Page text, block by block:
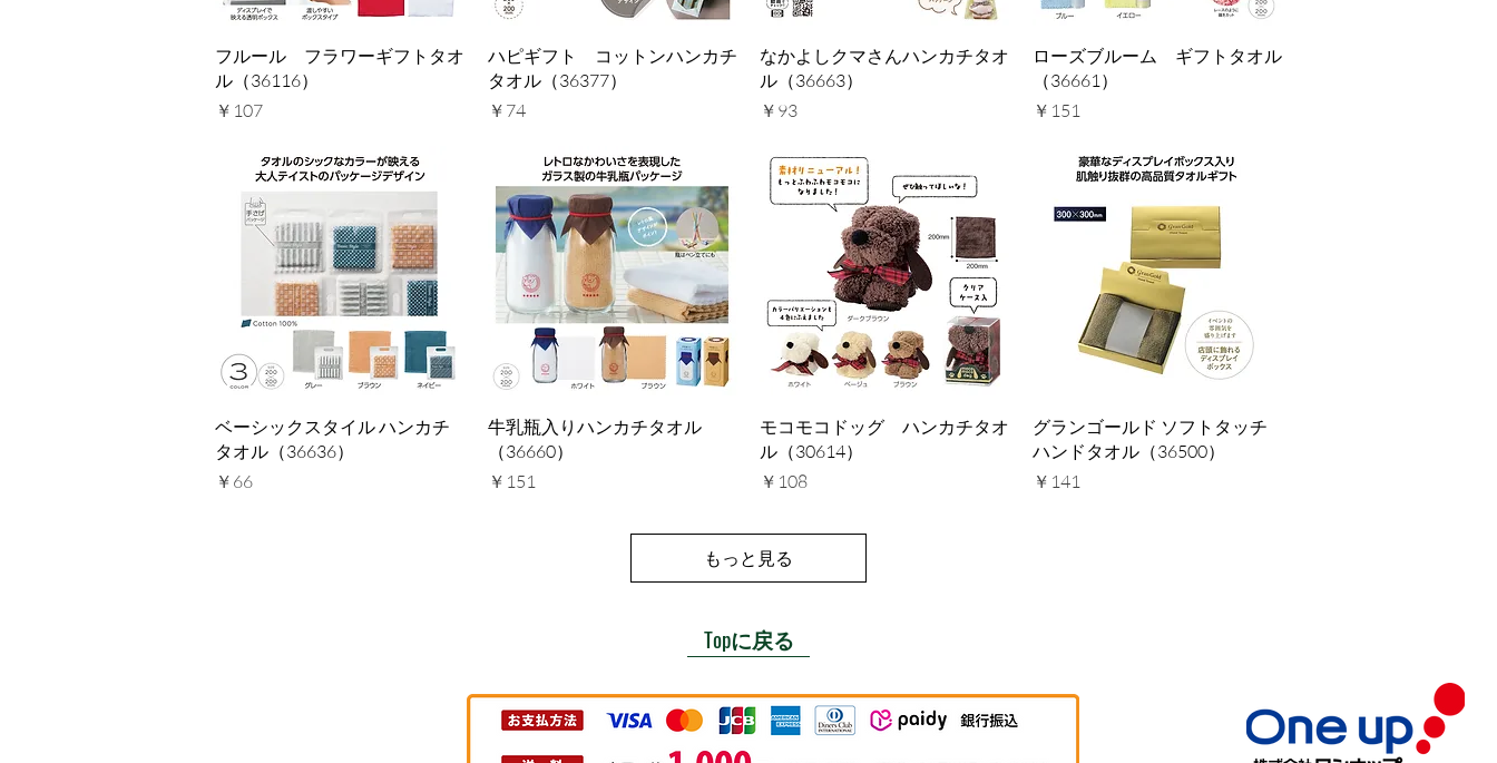
クイックビュー
フルール フラワーギフトタオ
ル（36116）
価格
￥107
クイックビュー
ハピギフト コットンハンカチ
タオル（36377）
価格
￥74
クイックビュー
なかよしクマさんハンカチタオ
ル（36663）
価格
￥93
クイックビュー
ローズブルーム ギフトタオル
（36661）
価格
￥151
クイックビュー
ベーシックスタイル ハンカチ
タオル（36636）
価格
￥66
クイックビュー
牛乳瓶入りハンカチタオル
（36660）
価格
￥151
クイックビュー
モコモコドッグ ハンカチタオ
ル（30614）
価格
￥108
クイックビュー
グランゴールド ソフトタッチ
ハンドタオル（36500）
価格
￥141
もっと見る
Topに戻る